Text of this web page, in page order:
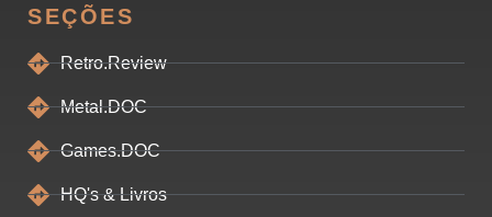
SEÇÕES
Retro.Review
Metal.DOC
Games.DOC
HQ's & Livros